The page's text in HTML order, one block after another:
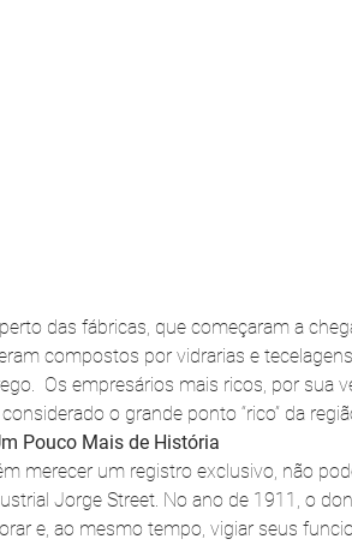
das fábricas, que começaram a
compostos por vidrarias e
Os empresários mais ricos, por sua
o grande ponto “rico” da
Pouco Mais de História
merecer um registro exclusivo, não
Jorge Street. No ano de 1911, o
e, ao mesmo tempo, vigiar seus